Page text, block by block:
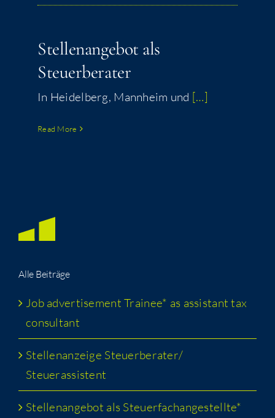
Stel­lenange­bot als
Steuerberater
In Hei­del­berg, Mannheim und […]
Read More
Alle Beiträge
Job adver­tise­ment Trainee* as assis­tant tax
consultant
Stel­lenanzeige Steuerberater/​
Steuerassistent
Stel­lenange­bot als Steuer­fachangestellte*